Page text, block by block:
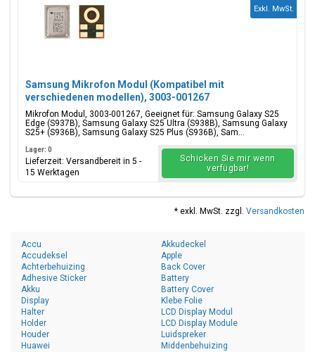
Samsung Mikrofon Modul (Kompatibel mit
verschiedenen modellen), 3003-001267
Mikrofon Modul, 3003-001267, Geeignet für: Samsung Galaxy S25
Edge (S937B), Samsung Galaxy S25 Ultra (S938B), Samsung Galaxy
S25+ (S936B), Samsung Galaxy S25 Plus (S936B), Sam...
Exkl. MwSt.
Lager: 0
Lieferzeit: Versandbereit in 5 -
15 Werktagen
Schicken Sie mir wenn
verfügbar!
* exkl. MwSt. zzgl. Versandkosten
Accu
Accudeksel
Achterbehuizing
Adhesive Sticker
Akku
Akkudeckel
Apple
Back Cover
Battery
Battery Cover
Display
Halter
Holder
Houder
Huawei
Klebe Folie
LCD Display Modul
LCD Display Module
Luidspreker
Middenbehuizing